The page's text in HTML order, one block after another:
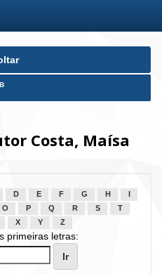
Costa, Maísa
D E F G H
O P Q R S
T
X Y Z
primeiras letras: